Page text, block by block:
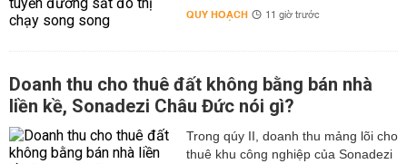
QUY HOẠCH 11 giờ trước
Doanh thu cho thuê đất không bằng bán nhà
liền kề, Sonadezi Châu Đức nói gì?
Trong qúy II, doanh thu mảng lõi cho
thuê khu công nghiệp của Sonadezi